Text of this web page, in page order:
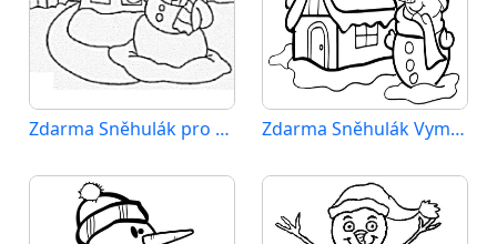
Zdarma Sněhulák pro Malé Děti Zdarma Sněhulák Vymalovatelné